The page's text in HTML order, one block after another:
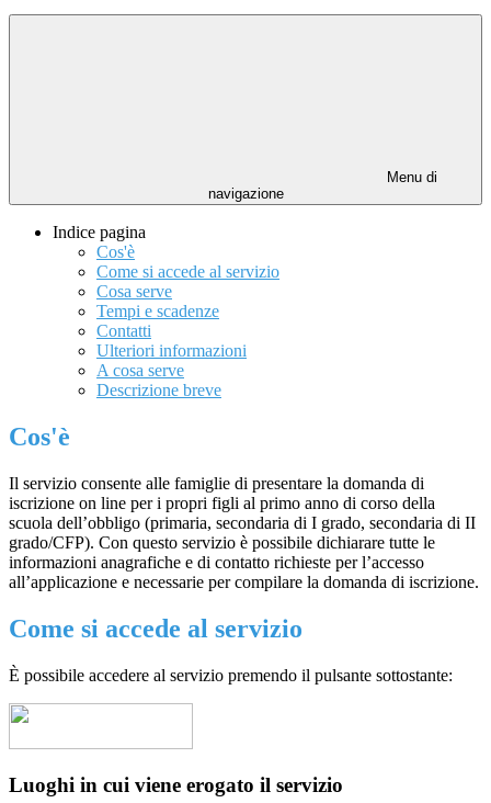
Menu di
navigazione
Indice pagina
Cos'è
Come si accede al servizio
Cosa serve
Tempi e scadenze
Contatti
Ulteriori informazioni
A cosa serve
Descrizione breve
Cos'è
Il servizio consente alle famiglie di presentare la domanda di
iscrizione on line per i propri figli al primo anno di corso della
scuola dell’obbligo (primaria, secondaria di I grado, secondaria di II
grado/CFP). Con questo servizio è possibile dichiarare tutte le
informazioni anagrafiche e di contatto richieste per l’accesso
all’applicazione e necessarie per compilare la domanda di iscrizione.
Come si accede al servizio
È possibile accedere al servizio premendo il pulsante sottostante:
Luoghi in cui viene erogato il servizio